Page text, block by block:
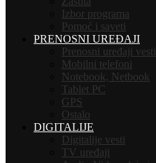
Izbor programa
Pomoć i saveti
PRENOSNI UREĐAJI
Prenosni uređaji vesti
Mobilni telefoni
Notebook, Netbook
Tablet PC
GPS
Ostalo
DIGITALIJE
Digitalije vesti
TV uređaji